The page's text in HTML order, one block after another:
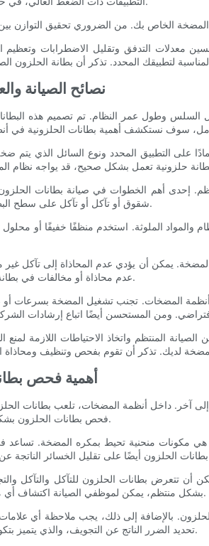
معدلات التدفق وتقليل الاضطرابات
- نصائح الصيانة
وطول عمر النظام. تم تصميم هذه
على التطبيق المحدد ونوع السائل الذي
إحدى أهم الخطوات في صيانة بطانات
شقوق أو تآكل أو تآكل على سطح البطانة، حيث يمكن أن يشير ذلك إلى الحاجة إلى الاستبدال أو الإصلاح.
والمواد الملوثة. استخدم منظفًا خفيفًا أو
يمكن أن يؤدي عدم المحاذاة إلى تآكل غير
عدم محاذاة أو مخالفات في بطانة الحلزون، فمن المهم معالجتها على الفور لتجنب المزيد من الضرر.
في أنظمة المضخات. تجنب تشغيل المضخة
المنتظم واتخاذ الاحتياطات اللازمة
- أهمية فحص
داخل أنظمة المضخات، تلعب بطانات
فحص بطانات الحلزون بشكل منتظم أمرًا حيويًا للحفاظ على أداء وطول عمر أنظمة المضخات.
مكونات منحنية تحيط بمكره المضخة. تساعد
أن تتعرض بطانات الحلزون للتآكل والتآكل
بشكل منتظم، يمكن لموظفي الصيانة اكتشاف أي مشاكل في وقت مبكر واتخاذ التدابير الوقائية لمعالجتها قبل تفاقمها.
بالإضافة إلى ذلك، يجب ملاحظة أي علامات
تحديد الضرر الناتج عن التجويف، والذي يتميز بتكوين فقاعات وحفر على سطح بطانة الحلزون، أثناء عمليات التفتيش.